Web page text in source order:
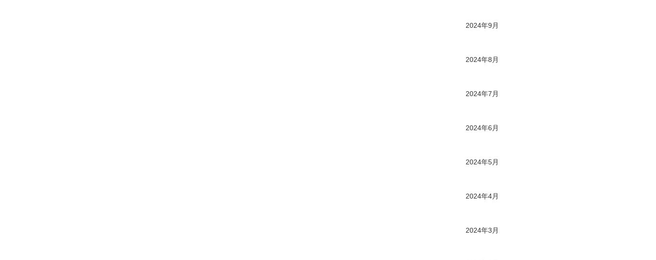
2024年9月
2024年8月
2024年7月
2024年6月
2024年5月
2024年4月
2024年3月